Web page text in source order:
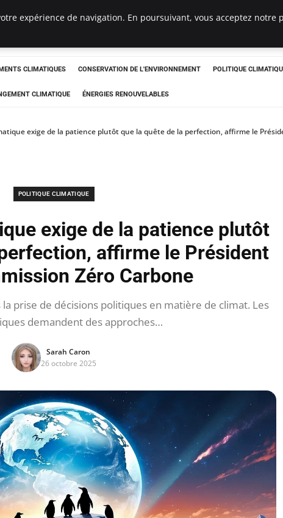
CLIMATIQUES CONSERVATION DE L'ENVIRONNEMENT POLITIQUE
CLIMATIQUE ÉNERGIES RENOUVELABLES
exige de la patience plutôt que la quête de la perfection, affirme le
POLITIQUE CLIMATIQUE
exige de la patience plutôt
affirme le Président
Zéro Carbone
la prise de décisions politiques en matière de climat. Les
demandent des approches…
Sarah Caron
26 octobre 2025
expérience de navigation. En poursuivant, vous acceptez